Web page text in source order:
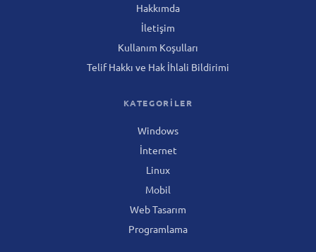
Hakkımda
İletişim
Kullanım Koşulları
Telif Hakkı ve Hak İhlali Bildirimi
KATEGORILER
Windows
İnternet
Linux
Mobil
Web Tasarım
Programlama